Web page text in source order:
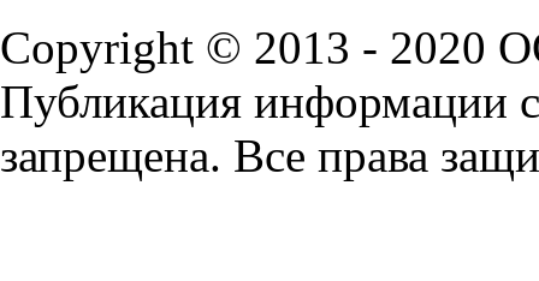
Copyright © 2013 - 2020
Публикация информации
запрещена. Все права